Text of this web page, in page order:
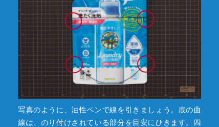
写真のように、油性ペンで線を引きましょう。底の曲
線は、のり付けされている部分を目安にひきます。四